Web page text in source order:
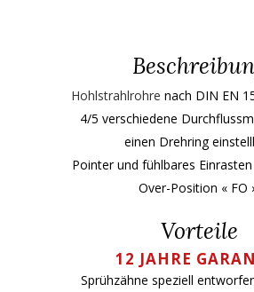
Hohlstrahlrohre nach DIN EN
4/5 verschiedene
einen Drehring
Pointer und fühlbares
Over-Position « FO
Vorteile
12 JAHRE
Sprühzähne speziell